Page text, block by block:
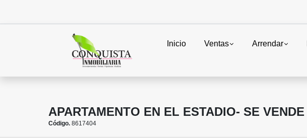
Inicio Ventas Arrendar
APARTAMENTO EN EL ESTADIO- SE VENDE
Código. 8617404